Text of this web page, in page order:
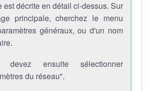
est décrite en détail ci-dessus. Sur
principale, cherchez le menu
généraux, ou d'un nom
devez ensuite sélectionner
du réseau".